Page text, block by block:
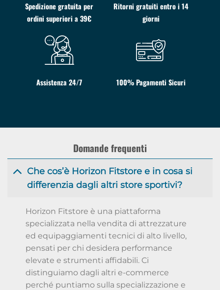
Spedizione gratuita per
ordini superiori a 39€
Ritorni gratuiti entro i 14
giorni
Assistenza 24/7 100% Pagamenti Sicuri
Domande frequenti
Che cos’è Horizon Fitstore e in cosa si
differenzia dagli altri store sportivi?
Horizon Fitstore è una piattaforma
specializzata nella vendita di attrezzature
ed equipaggiamenti tecnici di alto livello,
pensati per chi desidera performance
elevate e strumenti affidabili. Ci
distinguiamo dagli altri e-commerce
perché puntiamo sulla specializzazione e